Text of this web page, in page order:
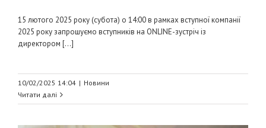
15 лютого 2025 року (субота) о 14:00 в рамках вступної компанії
2025 року запрошуємо вступників на ОNLINE-зустріч із
директором [...]
10/02/2025 14:04 | Новини
Читати далі